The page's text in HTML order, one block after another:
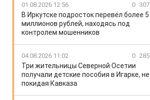
01.08.2026 12:56 0 307
В Иркутске подросток перевёл более 5
миллионов рублей, находясь под
контролем мошенников
04.08.2026 11:02 0 285
Три жительницы Северной Осетии
получали детские пособия в Игарке, не
покидая Кавказа